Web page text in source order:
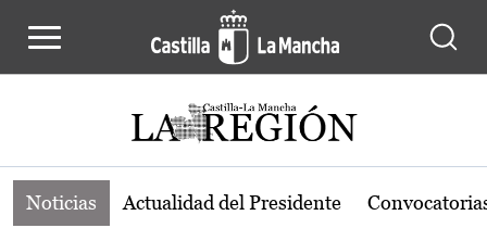
Noticias de la región de Castilla-La
Noticias Actualidad del Presidente